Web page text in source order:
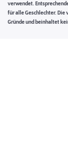
verwendet.
für alle Geschlechter.
Gründe und beinhaltet